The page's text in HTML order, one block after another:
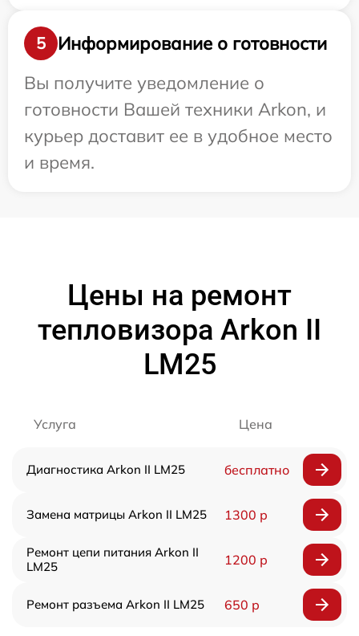
5
Информирование о готовности
Вы получите уведомление о
готовности Вашей техники Arkon, и
курьер доставит ее в удобное место
и время.
Цены на ремонт
тепловизора Arkon II
LM25
Услуга Цена
Диагностика Arkon II LM25 бесплатно
Замена матрицы Arkon II LM25 1300 р
Ремонт цепи питания Arkon II
LM25
1200 р
Ремонт разъема Arkon II LM25 650 р